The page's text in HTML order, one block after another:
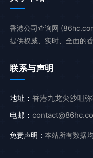
香港公司查询网
提供权威、实时、全面的
联系与声明
地址： 香港九龙尖沙咀
电邮：
免责声明： 本站所有数据